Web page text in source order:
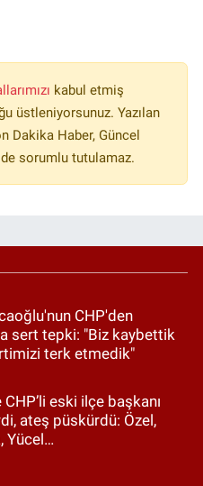
kabul etmiş
üstleniyorsunuz. Yazılan
Dakika Haber, Güncel
sorumlu tutulamaz.
CHP'den
sert tepki: "Biz kaybettik
terk etmedik"
CHP’li eski ilçe başkanı
ateş püskürdü: Özel,
Yücel…